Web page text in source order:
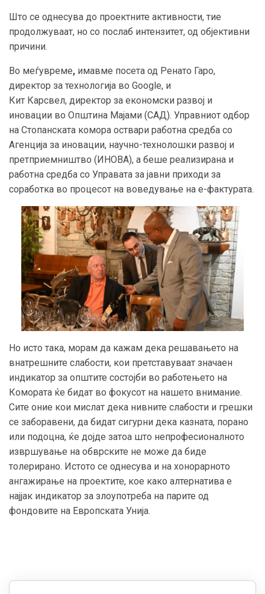
Што се однесува до проектните активности, тие
продолжуваат, но со послаб интензитет, од објективни
причини.
Во меѓувреме, имавме посета од Ренато Гаро,
директор за технологија во Google, и
Кит Карсвел, директор за економски развој и
иновации во Општина Мајами (САД). Управниот одбор
на Стопанската комора оствари работна средба со
Агенција за иновации, научно-технолошки развој и
претприемништво (ИНОВА), а беше реализирана и
работна средба со Управата за јавни приходи за
соработка во процесот на воведување на е-фактурата.
Но исто така, морам да кажам дека решавањето на
внатрешните слабости, кои претставуваат значаен
индикатор за општите состојби во работењето на
Комората ќе бидат во фокусот на нашето внимание.
Сите оние кои мислат дека нивните слабости и грешки
се заборавени, да бидат сигурни дека казната, порано
или подоцна, ќе дојде затоа што непрофесионалното
извршување на обврските не може да биде
толерирано. Истото се однесува и на хонорарното
ангажирање на проектите, кое како алтернатива е
најјак индикатор за злоупотреба на парите од
фондовите на Европската Унија.